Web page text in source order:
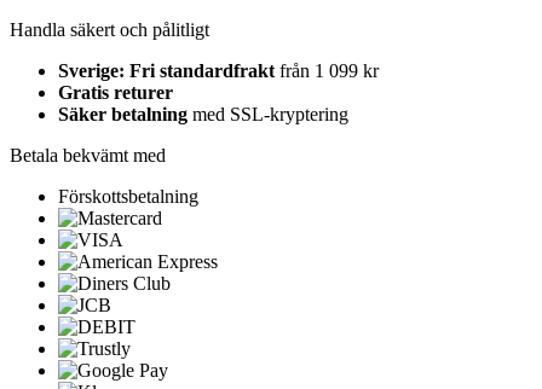
Handla säkert och pålitligt
Sverige: Fri standardfrakt från 1 099 kr
Gratis returer
Säker betalning med SSL-kryptering
Betala bekvämt med
Förskottsbetalning